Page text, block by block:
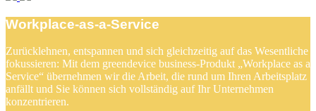
Workplace-as-a-Service
Zurücklehnen, entspannen und sich gleichzeitig auf das Wesentliche
fokussieren: Mit dem greendevice business-Produkt „Workplace as a
Service“ übernehmen wir die Arbeit, die rund um Ihren Arbeitsplatz
anfällt und Sie können sich vollständig auf Ihr Unternehmen
konzentrieren.